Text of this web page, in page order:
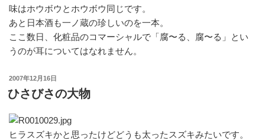
味はホウボウとホウボウ同じです。
あと日本酒も一ノ蔵の珍しいのを一本。
ここ数日、化粧品のコマーシャルで「腐〜る、腐〜る」とい
うのが耳についてはなれません。
投
稿
日:
2007年12月16日
ひさびさの大物
ヒラスズキかと思ったけどどうも太ったスズキみたいです。